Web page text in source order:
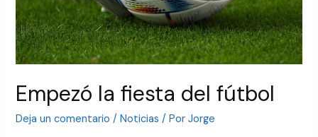
Empezó la fiesta del fútbol
Deja un comentario /Noticias / PorJorge